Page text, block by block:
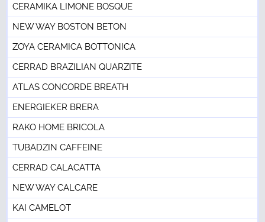
CERAMIKA LIMONE BOSQUE
NEW WAY BOSTON BETON
ZOYA CERAMICA BOTTONICA
CERRAD BRAZILIAN QUARZITE
ATLAS CONCORDE BREATH
ENERGIEKER BRERA
RAKO HOME BRICOLA
TUBADZIN CAFFEINE
CERRAD CALACATTA
NEW WAY CALCARE
KAI CAMELOT